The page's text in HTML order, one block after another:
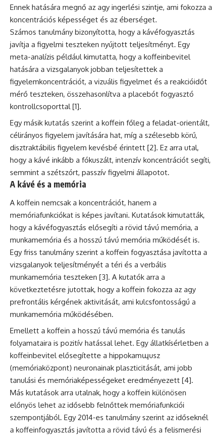
Ennek hatására megnő az agy ingerlési szintje, ami fokozza a
koncentrációs képességet és az éberséget.
Számos tanulmány bizonyította, hogy a kávéfogyasztás
javítja a figyelmi teszteken nyújtott teljesítményt. Egy
meta-analízis például kimutatta, hogy a koffeinbevitel
hatására a vizsgalanyok jobban teljesítettek a
figyelemkoncentrációt, a vizuális figyelmet és a reakcióidőt
mérő teszteken, összehasonlítva a placebót fogyasztó
kontrollcsoporttal [1].
Egy másik kutatás szerint a koffein főleg a feladat-orientált,
célirányos figyelem javítására hat, míg a szélesebb körű,
disztraktábilis figyelem kevésbé érintett [2]. Ez arra utal,
hogy a kávé inkább a fókuszált, intenzív koncentrációt segíti,
semmint a szétszórt, passzív figyelmi állapotot.
A kávé és a memória
A koffein nemcsak a koncentrációt, hanem a
memóriafunkciókat is képes javítani. Kutatások kimutatták,
hogy a kávéfogyasztás elősegíti a rövid távú memória, a
munkamemória és a hosszú távú memória működését is.
Egy friss tanulmány szerint a koffein fogyasztása javította a
vizsgalanyok teljesítményét a téri és a verbális
munkamemória teszteken [3]. A kutatók arra a
következtetésre jutottak, hogy a koffein fokozza az agy
prefrontális kérgének aktivitását, ami kulcsfontosságú a
munkamemória működésében.
Emellett a koffein a hosszú távú memória és tanulás
folyamataira is pozitív hatással lehet. Egy állatkísérletben a
koffeinbevitel elősegítette a hippokamպusz
(memóriaközpont) neuronainak plaszticitását, ami jobb
tanulási és memóriaképességeket eredményezett [4].
Más kutatások arra utalnak, hogy a koffein különösen
előnyös lehet az idősebb felnőttek memóriafunkciói
szempontjából. Egy 2014-es tanulmány szerint az időseknél
a koffeinfogyasztás javította a rövid távú és a felismerési